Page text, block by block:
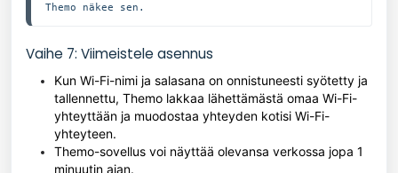
Themo näkee sen.
Vaihe 7: Viimeistele asennus
Kun Wi-Fi-nimi ja salasana on onnistuneesti syötetty ja
tallennettu, Themo lakkaa lähettämästä omaa Wi-Fi-
yhteyttään ja muodostaa yhteyden kotisi Wi-Fi-
yhteyteen.
Themo-sovellus voi näyttää olevansa verkossa jopa 1
minuutin ajan.